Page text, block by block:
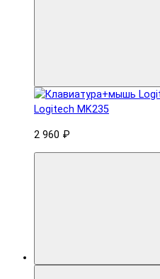
Logitech MK235
2 960 ₽